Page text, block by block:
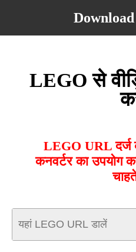
Download
LEGO से
LEGO URL दर्ज
कनवर्टर का उपयोग